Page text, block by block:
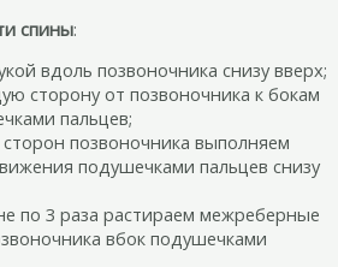
спины:
вдоль позвоночника снизу вверх;
сторону от позвоночника к бокам
пальцев;
позвоночника выполняем
подушечками пальцев снизу
по 3 раза растираем межреберные
вбок подушечками